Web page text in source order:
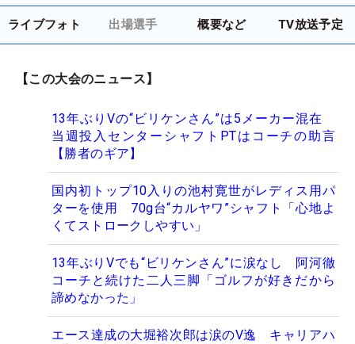
ライブフォト 出場選手 概要など TV放送予定
【この大会のニュース】
13年ぶりVの“ビリケンさん”は5メーカー混在
当週投入センターシャフトPTはコーチの助言
【勝者のギア】
国内初トップ10入りの池村寛世がレディス用パ
ターを使用 70g台“カルヤワ”シャフト「心地よ
くてストロークしやすい」
13年ぶりVでも“ビリケンさん”に涙なし 阿河徹
コーチと続けた二人三脚「ゴルフが好きだから
諦めなかった」
エース達成の大堀裕次郎は涙のV逸 キャリアハ